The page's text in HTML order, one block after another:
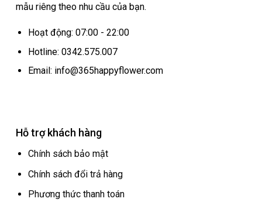
mẫu riêng theo nhu cầu của bạn.
Hoạt động: 07:00 - 22:00
Hotline: 0342.575.007
Email: info@365happyflower.com
Hỗ trợ khách hàng
Chính sách bảo mật
Chính sách đổi trả hàng
Phương thức thanh toán